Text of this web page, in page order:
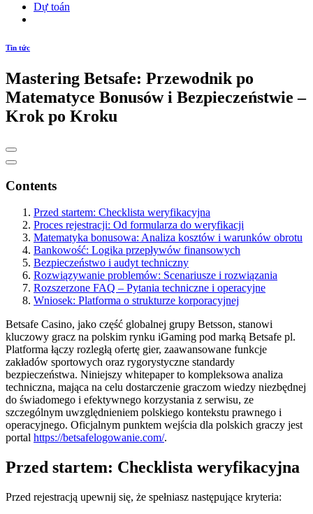
Dự toán
Tin tức
Mastering Betsafe: Przewodnik po
Matematyce Bonusów i Bezpieczeństwie –
Krok po Kroku
Contents
Przed startem: Checklista weryfikacyjna
Proces rejestracji: Od formularza do weryfikacji
Matematyka bonusowa: Analiza kosztów i warunków obrotu
Bankowość: Logika przepływów finansowych
Bezpieczeństwo i audyt techniczny
Rozwiązywanie problemów: Scenariusze i rozwiązania
Rozszerzone FAQ – Pytania techniczne i operacyjne
Wniosek: Platforma o strukturze korporacyjnej
Betsafe Casino, jako część globalnej grupy Betsson, stanowi
kluczowy gracz na polskim rynku iGaming pod marką Betsafe pl.
Platforma łączy rozległą ofertę gier, zaawansowane funkcje
zakładów sportowych oraz rygorystyczne standardy
bezpieczeństwa. Niniejszy whitepaper to kompleksowa analiza
techniczna, mająca na celu dostarczenie graczom wiedzy niezbędnej
do świadomego i efektywnego korzystania z serwisu, ze
szczególnym uwzględnieniem polskiego kontekstu prawnego i
operacyjnego. Oficjalnym punktem wejścia dla polskich graczy jest
portal https://betsafelogowanie.com/.
Przed startem: Checklista weryfikacyjna
Przed rejestracją upewnij się, że spełniasz następujące kryteria: